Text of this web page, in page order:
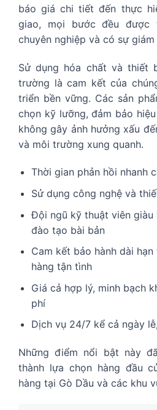
báo giá chi tiết đến thực
giao, mọi bước đều được
chuyên nghiệp và có sự
Sử dụng hóa chất và thiết
trường là cam kết của
triển bền vững. Các sản
chọn kỹ lưỡng, đảm bảo
không gây ảnh hưởng xấu
và môi trường xung quanh.
Thời gian phản hồi nhanh
Sử dụng công nghệ và
Đội ngũ kỹ thuật viên giàu
đào tạo bài bản
Cam kết bảo hành dài
hàng tận tình
Giá cả hợp lý, minh bạch
phí
Dịch vụ 24/7 kể cả ngày
Những điểm nổi bật này
thành lựa chọn hàng đầu
hàng tại Gò Dầu và các khu